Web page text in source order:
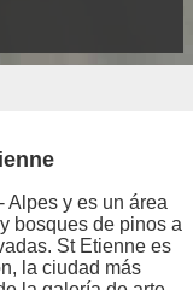
Alpes y es un área
bosques de pinos a
St Etienne es
la ciudad más